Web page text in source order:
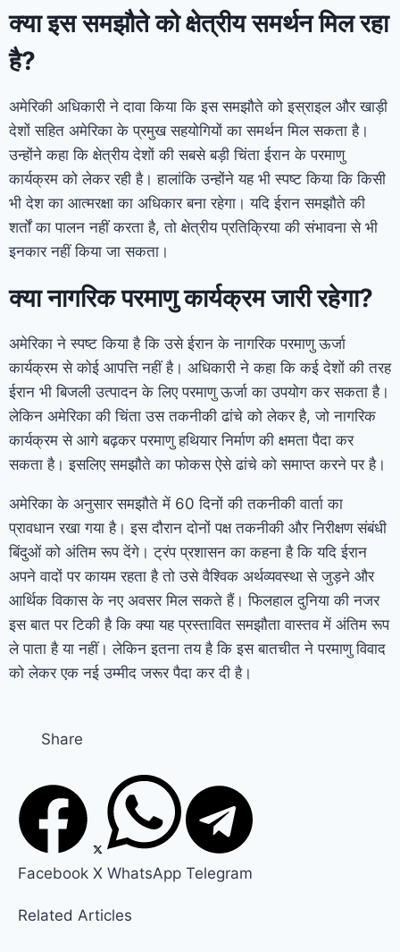
क्या इस समझौते को क्षेत्रीय समर्थन मिल रहा
है?
अमेरिकी अधिकारी ने दावा किया कि इस समझौते को इस्राइल और खाड़ी
देशों सहित अमेरिका के प्रमुख सहयोगियों का समर्थन मिल सकता है।
उन्होंने कहा कि क्षेत्रीय देशों की सबसे बड़ी चिंता ईरान के परमाणु
कार्यक्रम को लेकर रही है। हालांकि उन्होंने यह भी स्पष्ट किया कि किसी
भी देश का आत्मरक्षा का अधिकार बना रहेगा। यदि ईरान समझौते की
शर्तों का पालन नहीं करता है, तो क्षेत्रीय प्रतिक्रिया की संभावना से भी
इनकार नहीं किया जा सकता।
क्या नागरिक परमाणु कार्यक्रम जारी रहेगा?
अमेरिका ने स्पष्ट किया है कि उसे ईरान के नागरिक परमाणु ऊर्जा
कार्यक्रम से कोई आपत्ति नहीं है। अधिकारी ने कहा कि कई देशों की तरह
ईरान भी बिजली उत्पादन के लिए परमाणु ऊर्जा का उपयोग कर सकता है।
लेकिन अमेरिका की चिंता उस तकनीकी ढांचे को लेकर है, जो नागरिक
कार्यक्रम से आगे बढ़कर परमाणु हथियार निर्माण की क्षमता पैदा कर
सकता है। इसलिए समझौते का फोकस ऐसे ढांचे को समाप्त करने पर है।
अमेरिका के अनुसार समझौते में 60 दिनों की तकनीकी वार्ता का
प्रावधान रखा गया है। इस दौरान दोनों पक्ष तकनीकी और निरीक्षण संबंधी
बिंदुओं को अंतिम रूप देंगे। ट्रंप प्रशासन का कहना है कि यदि ईरान
अपने वादों पर कायम रहता है तो उसे वैश्विक अर्थव्यवस्था से जुड़ने और
आर्थिक विकास के नए अवसर मिल सकते हैं। फिलहाल दुनिया की नजर
इस बात पर टिकी है कि क्या यह प्रस्तावित समझौता वास्तव में अंतिम रूप
ले पाता है या नहीं। लेकिन इतना तय है कि इस बातचीत ने परमाणु विवाद
को लेकर एक नई उम्मीद जरूर पैदा कर दी है।
Share
Facebook X WhatsApp Telegram
Related Articles